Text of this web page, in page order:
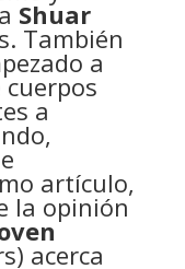
Shuar
También
a
a
artículo,
la opinión
acerca